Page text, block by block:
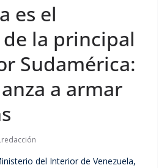
es el
la principal
Sudamérica:
a armar
redacción
del Interior de Venezuela,